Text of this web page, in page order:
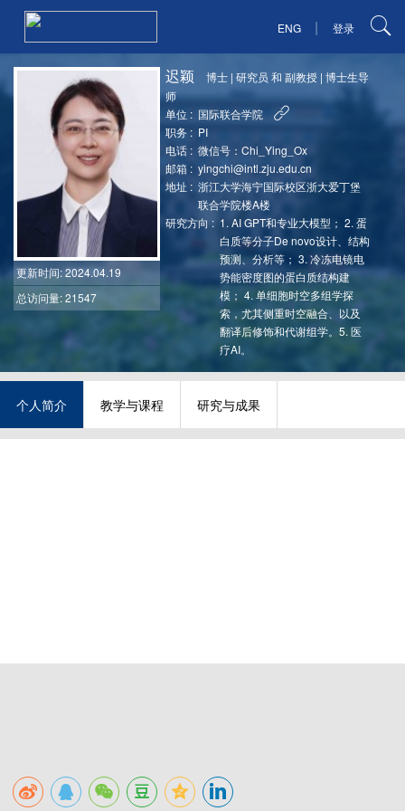
ENG | 登录
更新时间: 2024.04.19
总访问量: 21547
迟颖 博士 |研究员 和 副教授 |博士生导
师
单位 : 国际联合学院
职务 : PI
电话 : 微信号：Chi_Ying_Ox
邮箱 : yingchi@intl.zju.edu.cn
地址 : 浙江大学海宁国际校区浙大爱丁堡
联合学院楼A楼
研究方向 : 1. AI GPT和专业大模型； 2. 蛋
白质等分子De novo设计、结构
预测、分析等； 3. 冷冻电镜电
势能密度图的蛋白质结构建
模； 4. 单细胞时空多组学探
索，尤其侧重时空融合、以及
翻译后修饰和代谢组学。5. 医
疗AI。
个人简介 教学与课程 研究与成果